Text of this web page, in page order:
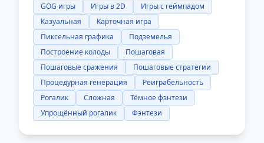
GOG игры Игры в 2D
Игры с геймпадом
Казуальная
Карточная игра
Пиксельная графика
Подземелья
Построение колоды
Пошаговая
Пошаговые сражения
Пошаговые стратегии
Процедурная генерация
Реиграбельность
Рогалик
Сложная
Тёмное фэнтези
Упрощённый рогалик
Фэнтези